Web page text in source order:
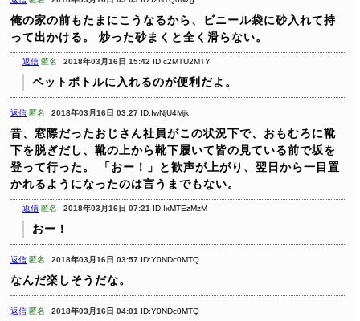
俺の家の前もたまにこうなるから、ビニール袋に砂入れて持
って出かける。
炒った砂まくと全く滑らない。
返信 匿名 2018年03月16日 15:42 ID:c2MTU2MTY
ペットボトルに入れるのが便利だよ。
返信 匿名 2018年03月16日 03:27 ID:IwNjU4Mjk
昔、窓際だったおじさん社員がこの状況下で、おもむろに靴
下を脱ぎだし、靴の上から靴下履いて皆の見ている前で坂を
登って行った。
「おー！」と歓声が上がり、翌日から一目置
かれるようになったのは言うまでもない。
返信 匿名 2018年03月16日 07:21 ID:IxMTEzMzM
おー！
返信 匿名 2018年03月16日 03:57 ID:Y0NDc0MTQ
なんだ楽しそうだな。
返信 匿名 2018年03月16日 04:01 ID:Y0NDc0MTQ